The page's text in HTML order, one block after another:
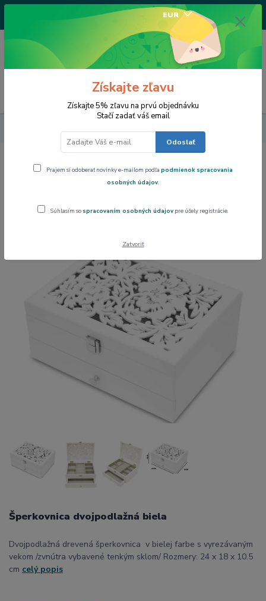
EUR
/Po-Pi 9-17 hod/
0,00 EUR
Dom a byt Šperkovnica dvojpodlažná biela, PL6301
Šperkovnica dvojpodlažná biela,
TOP produkt
Šperkovnica dvojpodlažná biela
Dvojpodlažná drevená šperkovnica v bielej farbe s vyrezávaným
vekom /zvnútra vybavené tenkým sklom/ Rozmery: 24 x 18 x 10.5
cm celý popis
Získajte zľavu
Získajte 5% zľavu na prvú objednávku
Stačí zadať váš email
Odoslať
Prajem si odoberať novinky e-mailom podľa podmienok spracovania
osobných údajov.
Súhlasím so spracovaním osobných údajov pre účely registrácie.
Zatvoriť